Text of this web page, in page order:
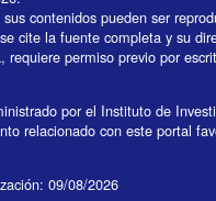
contenidos pueden ser
cite la fuente completa y su
requiere permiso previo por
por el Instituto de
relacionado con este portal
09/08/2026